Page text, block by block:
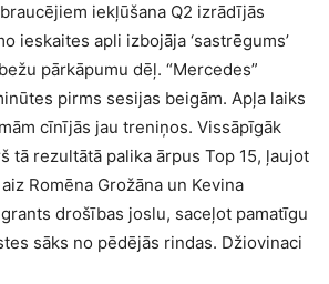
iekļūšana Q2 izrādījās
ieskaites apli izbojāja ‘sastrēgums’
pārkāpumu dēļ. “Mercedes”
pirms sesijas beigām. Apļa laiks
cīnījās jau treniņos. Vissāpīgāk
tā rezultātā palika ārpus Top 15, ļaujot
Romēna Grožāna un Kevina
drošības joslu, saceļot pamatīgu
sāks no pēdējās rindas. Džiovinaci